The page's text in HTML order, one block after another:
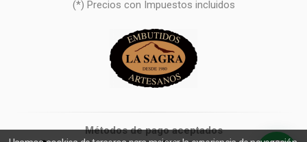
(*) Precios con Impuestos incluidos
Métodos de pago aceptados